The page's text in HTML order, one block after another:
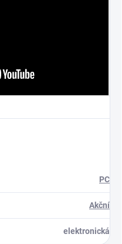
PC
Akční
elektronická